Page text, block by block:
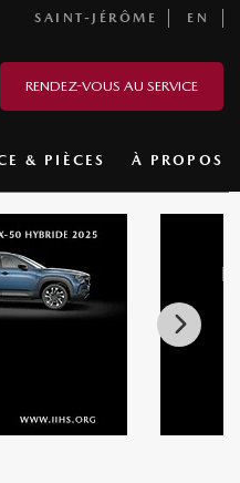
SAINT-JÉRÔME EN
RENDEZ-VOUS AU SERVICE
& PIÈCES À PROPOS